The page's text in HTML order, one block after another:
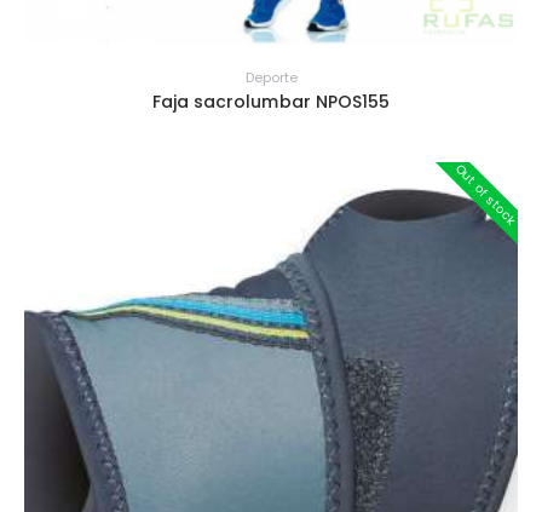
Deporte
Faja sacrolumbar NPOS155
Out of stock